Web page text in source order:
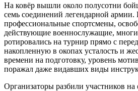
На ковёр вышли около полусотни
семь соединений легендарной
профессиональные спортсмены,
действующие военнослужащие,
ротировались на турнир прямо с
накопленную в окопах усталость и
времени на подготовку, уровень
поражал даже видавших виды
Организаторы разбили участников на